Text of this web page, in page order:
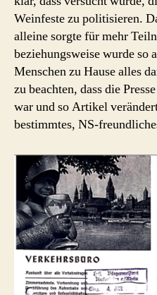
Weinfeste zu politisieren.
alleine sorgte für mehr
beziehungsweise wurde so
Menschen zu Hause alles
zu beachten, dass die
war und so Artikel
bestimmtes, NS-